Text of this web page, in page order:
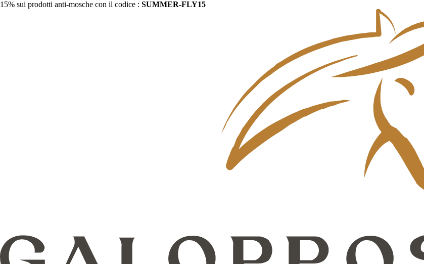
15% sui prodotti anti-mosche con il codice : SUMMER-FLY15